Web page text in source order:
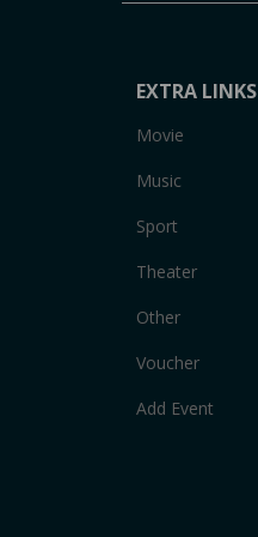
EXTRA LINKS
Movie
Music
Sport
Theater
Other
Voucher
Add Event